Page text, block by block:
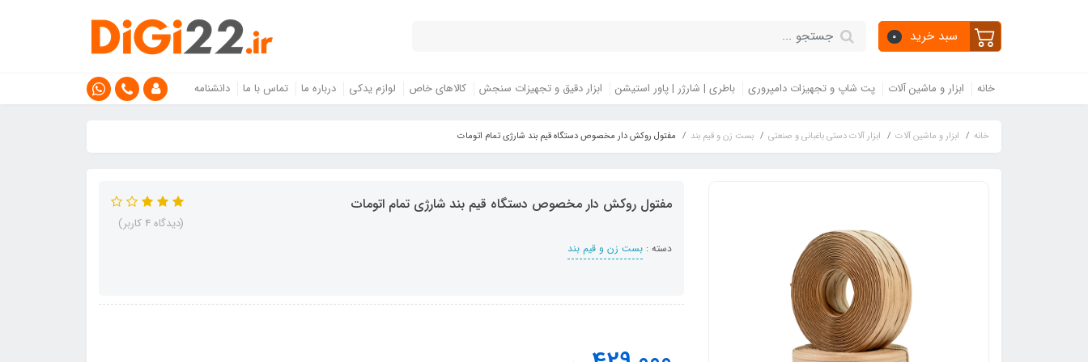
سبد خرید 0
خانه ابزار و ماشین آلات پت شاپ و تجهیزات دامپروری باطری | شارژر | پاور استیشن ابزار دقیق و تجهیزات سنجش کالاهای خاص لوازم یدکی درباره ما تماس با ما دانشنامه
خانه ابزار و ماشین آلات ابزار آلات دستی باغبانی و صنعتی بست زن و قیم بند مفتول روکش دار مخصوص دستگاه قیم بند شارژی تمام اتومات
مفتول روکش دار مخصوص دستگاه قیم بند شارژی تمام اتومات
دسته : بست زن و قیم بند
(دیدگاه 4 کاربر)